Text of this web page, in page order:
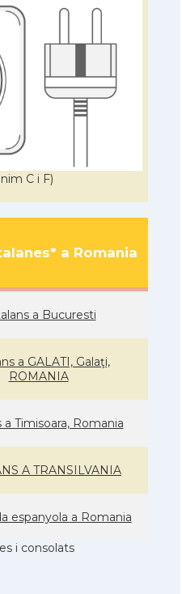
C i F)
a Romania
a Bucuresti
a GALATI, Galaţi,
ROMANIA
a Timisoara, Romania
A TRANSILVANIA
espanyola a Romania
i consolats